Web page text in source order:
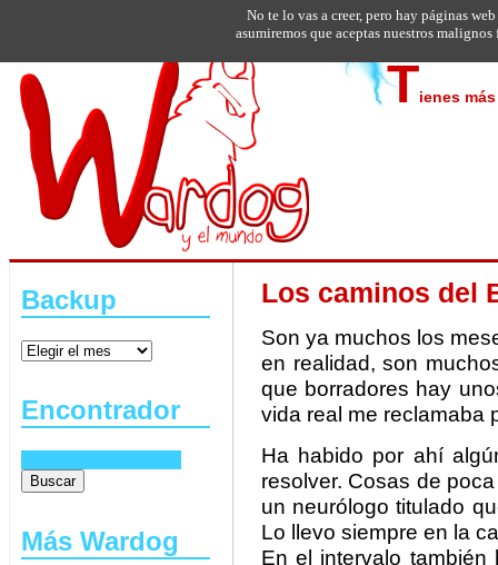
Tienes
Backup
Encontrador
Más Wardog
Los caminos del
Son ya muchos los
en realidad, son
que borradores hay
vida real me reclamaba
Ha habido por ahí
resolver. Cosas de
un neurólogo titulado
Lo llevo siempre en la
En el intervalo
No te lo vas a creer, pero hay páginas
asumiremos que aceptas nuestros